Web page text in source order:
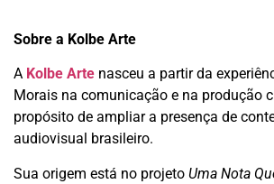
Sobre a Kolbe Arte
A Kolbe Arte nasceu a partir da
Morais na comunicação e na produção
propósito de ampliar a presença de
audiovisual brasileiro.
Sua origem está no projeto Uma Nota